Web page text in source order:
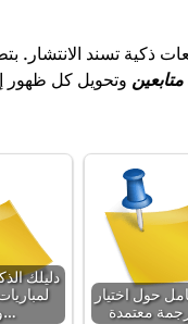
ذكية تسند
متابعين
وغداً في…
حول اختيار
معتمدة